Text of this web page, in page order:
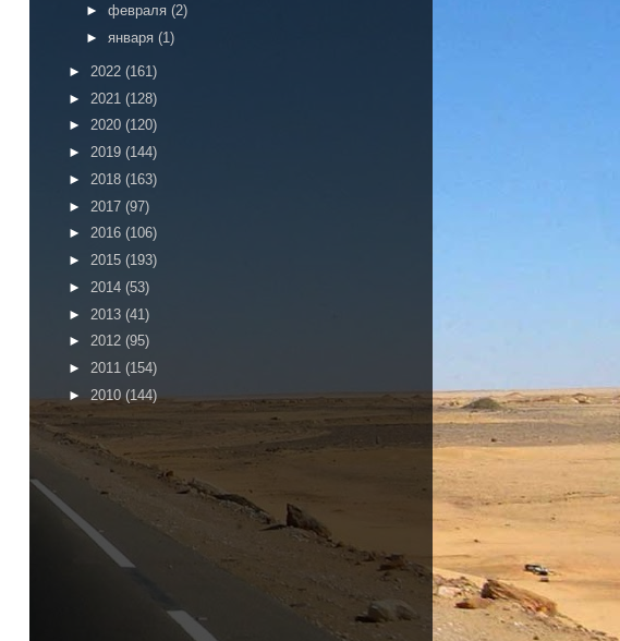
► февраля (2)
► января (1)
► 2022 (161)
► 2021 (128)
► 2020 (120)
► 2019 (144)
► 2018 (163)
► 2017 (97)
► 2016 (106)
► 2015 (193)
► 2014 (53)
► 2013 (41)
► 2012 (95)
► 2011 (154)
► 2010 (144)